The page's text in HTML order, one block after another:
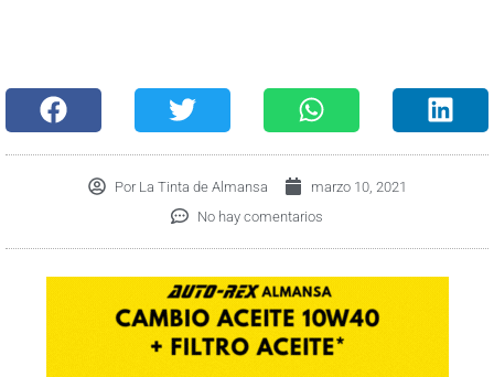
PorLa Tinta de Almansa
marzo 10, 2021
No hay comentarios